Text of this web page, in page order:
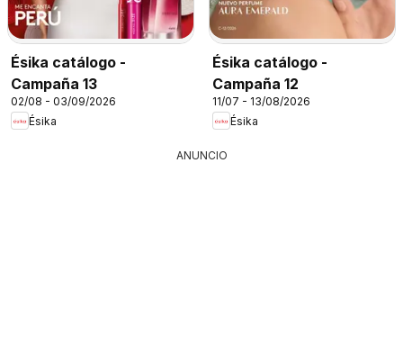
Ésika catálogo -
Campaña 13
02/08 - 03/09/2026
Ésika
Ésika catálogo -
Campaña 12
11/07 - 13/08/2026
Ésika
ANUNCIO